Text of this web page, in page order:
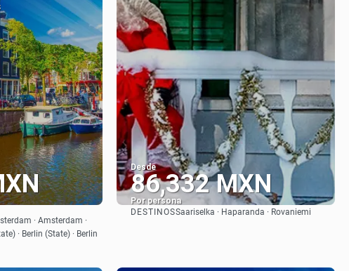
· Amsterdam ·
· Berlin (State) · Berlin
Desde
86,332 MXN
Por persona
Ver
DESTINOSSaariselka · Haparanda · Rovaniemi